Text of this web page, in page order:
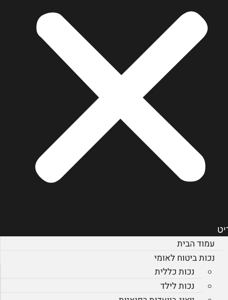
עמוד הבית
נכות ביטוח לאומי
נכות כללית
נכות לילד